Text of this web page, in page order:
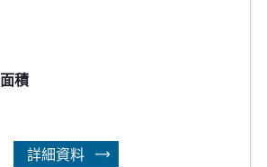
面積
詳細資料